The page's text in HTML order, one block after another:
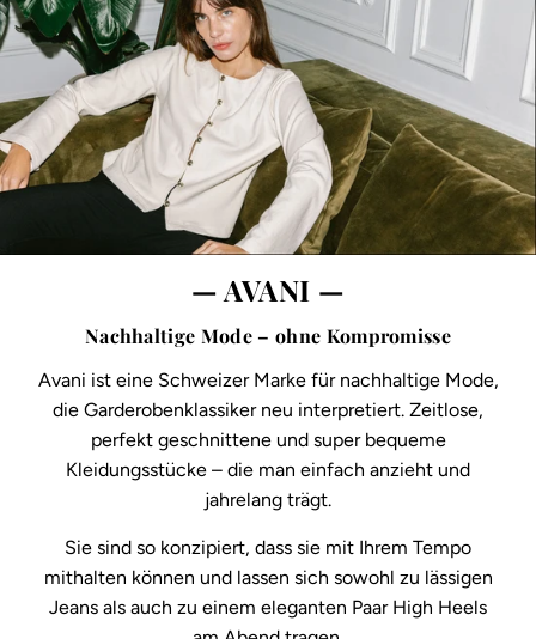
— AVANI —
Nachhaltige Mode – ohne Kompromisse
Avani ist eine Schweizer Marke für nachhaltige Mode,
die Garderobenklassiker neu interpretiert. Zeitlose,
perfekt geschnittene und super bequeme
Kleidungsstücke – die man einfach anzieht und
jahrelang trägt.
Sie sind so konzipiert, dass sie mit Ihrem Tempo
mithalten können und lassen sich sowohl zu lässigen
Jeans als auch zu einem eleganten Paar High Heels